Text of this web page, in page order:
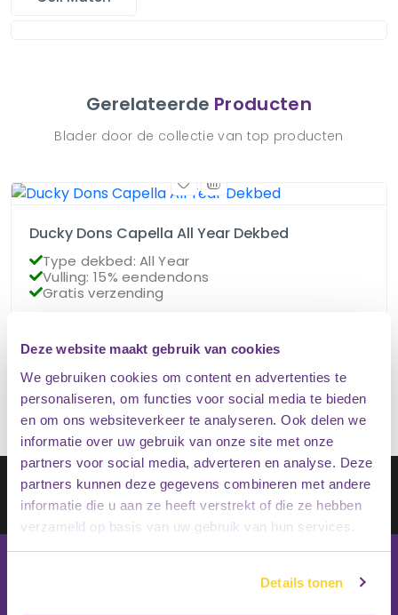
Deze website maakt gebruik van cookies
We gebruiken cookies om content en advertenties te
personaliseren, om functies voor social media te bieden
en om ons websiteverkeer te analyseren. Ook delen we
informatie over uw gebruik van onze site met onze
partners voor social media, adverteren en analyse. Deze
partners kunnen deze gegevens combineren met andere
informatie die u aan ze heeft verstrekt of die ze hebben
verzameld op basis van uw gebruik van hun services.
Details tonen
Gerelateerde Producten
Blader door de collectie van top producten
Ducky Dons Capella All Year Dekbed
Type dekbed: All Year
Vulling: 15% eendendons
Gratis verzending
Op voorraad
Schrijf je in op onze nieuwsbrief
Inschrijven